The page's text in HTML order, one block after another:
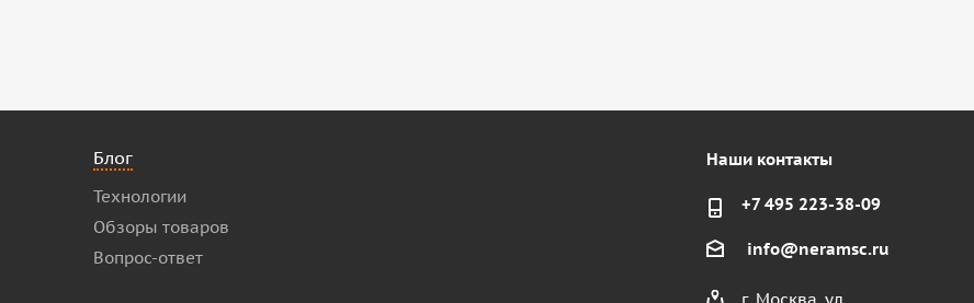
Блог
Технологии
Обзоры товаров
Вопрос-ответ
Наши контакты
+7 495 223-38-09
info@neramsc.ru